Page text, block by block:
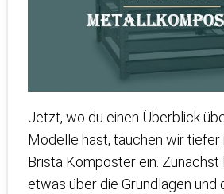
Jetzt, wo du einen Überblick
Modelle hast, tauchen wir tiefer
Brista Komposter ein. Zunächst
etwas über die Grundlagen und